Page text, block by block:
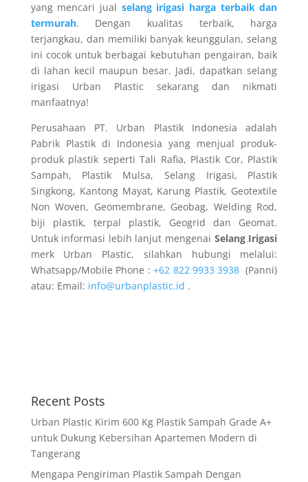
yang mencari jual selang irigasi harga terbaik dan
termurah. Dengan kualitas terbaik, harga
terjangkau, dan memiliki banyak keunggulan, selang
ini cocok untuk berbagai kebutuhan pengairan, baik
di lahan kecil maupun besar. Jadi, dapatkan selang
irigasi Urban Plastic sekarang dan nikmati
manfaatnya!
Perusahaan PT. Urban Plastik Indonesia adalah
Pabrik Plastik di Indonesia yang menjual produk-
produk plastik seperti Tali Rafia, Plastik Cor, Plastik
Sampah, Plastik Mulsa, Selang Irigasi, Plastik
Singkong, Kantong Mayat, Karung Plastik, Geotextile
Non Woven, Geomembrane, Geobag, Welding Rod,
biji plastik, terpal plastik, Geogrid dan Geomat.
Untuk informasi lebih lanjut mengenai Selang Irigasi
merk Urban Plastic, silahkan hubungi melalui:
Whatsapp/Mobile Phone :+62 822 9933 3938 (Panni)
atau: Email: info@urbanplastic.id .
Recent Posts
Urban Plastic Kirim 600 Kg Plastik Sampah Grade A+
untuk Dukung Kebersihan Apartemen Modern di
Tangerang
Mengapa Pengiriman Plastik Sampah Dengan